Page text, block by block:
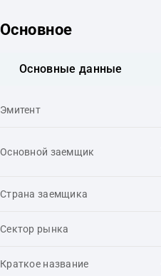
Основное
Основные данные
Эмитент
Основной заемщик
Страна заемщика
Сектор рынка
Краткое название